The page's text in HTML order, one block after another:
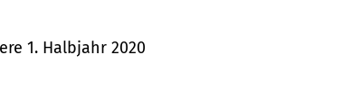
1. Halbjahr 2020